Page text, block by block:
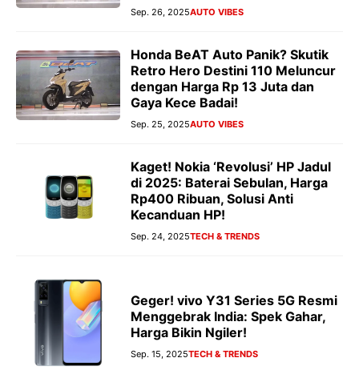
Sep. 26, 2025AUTO VIBES
Honda BeAT Auto Panik? Skutik
Retro Hero Destini 110 Meluncur
dengan Harga Rp 13 Juta dan
Gaya Kece Badai!
Sep. 25, 2025AUTO VIBES
Kaget! Nokia ‘Revolusi’ HP Jadul
di 2025: Baterai Sebulan, Harga
Rp400 Ribuan, Solusi Anti
Kecanduan HP!
Sep. 24, 2025TECH & TRENDS
Geger! vivo Y31 Series 5G Resmi
Menggebrak India: Spek Gahar,
Harga Bikin Ngiler!
Sep. 15, 2025TECH & TRENDS